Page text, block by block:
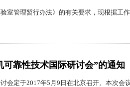
室管理暂行办法》的有关要求，现根据工
可靠性技术国际研讨会”的通知
会定于2017年5月9日在北京召开。本次